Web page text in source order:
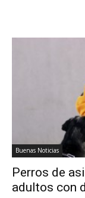
Buenas Noticias
Perros de
adultos con